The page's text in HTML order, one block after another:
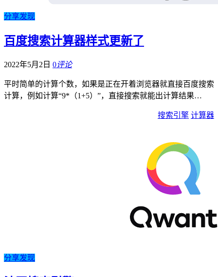
分享发现
百度搜索计算器样式更新了
2022年5月2日 0评论
平时简单的计算个数，如果是正在开着浏览器就直接百度搜索
计算，例如计算“9*（1+5）”，直接搜索就能出计算结果…
搜索引擎 计算器
分享发现